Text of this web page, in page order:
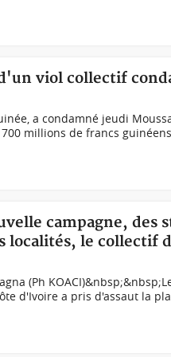
viol collectif
a condamné jeudi
millions de francs
campagne, des
localités, le collectif
(Ph
d'Ivoire a pris d'assaut la